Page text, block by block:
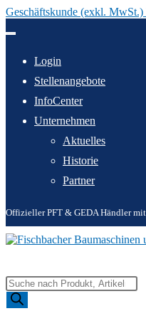
Geschäftskunde (exkl.
Inhalt
Login
Stellenangebote
InfoCenter
Unternehmen
Aktuelles
Historie
Partner
Offizieller PFT & GEDA Händler
Products
search